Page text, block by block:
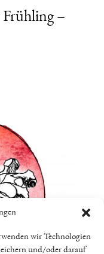
wir Technologien
und/oder darauf
–